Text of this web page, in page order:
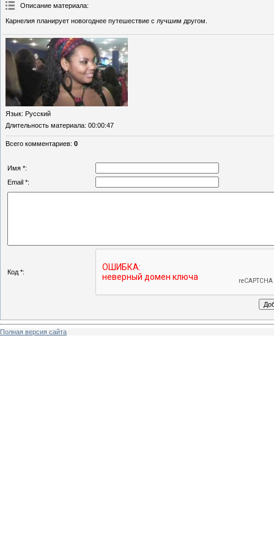
Описание материала:
Карнелия планирует новогоднее путешествие с лучшим другом.
Язык: Русский
Длительность материала: 00:00:47
Всего комментариев: 0
Имя *:
Email *:
Код *:
Полная версия сайта